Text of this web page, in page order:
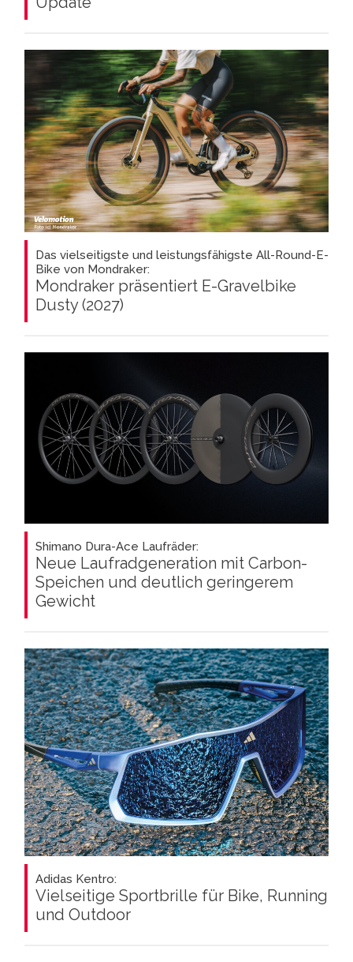
Das vielseitigste und leistungsfähigste All-Round-E-
Bike von Mondraker:
Mondraker präsentiert E-Gravelbike
Dusty (2027)
Shimano Dura-Ace Laufräder:
Neue Laufradgeneration mit Carbon-
Speichen und deutlich geringerem
Gewicht
Adidas Kentro:
Vielseitige Sportbrille für Bike, Running
und Outdoor